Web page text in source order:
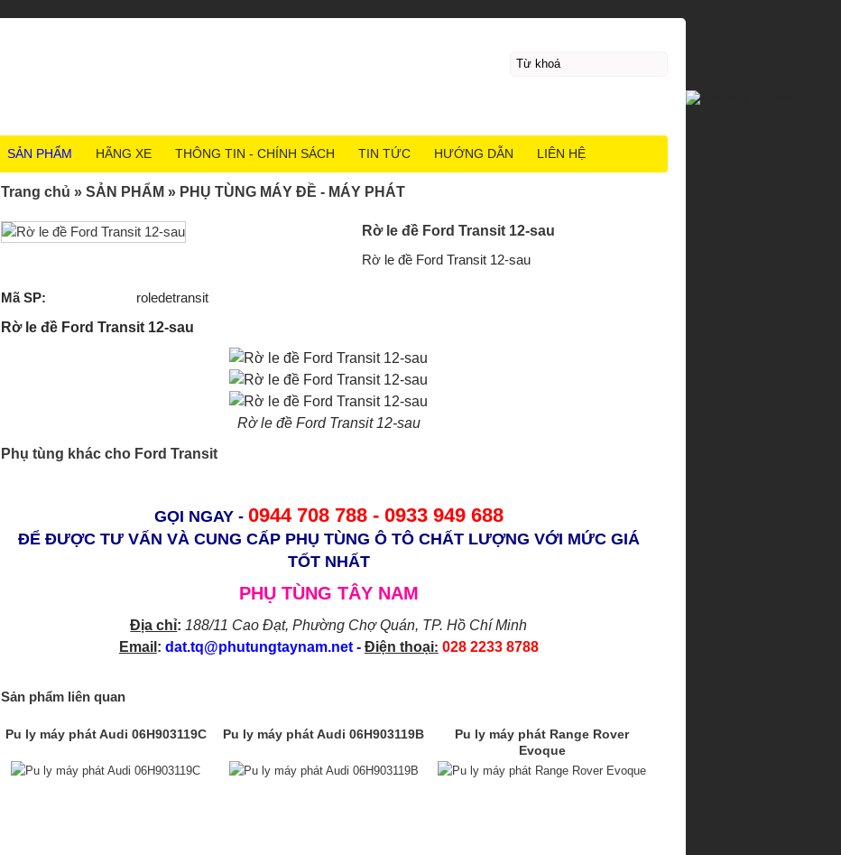
Rờ le đề Ford Transit 12-sau
Rờ le đề Ford Transit 12-sau
Mã SP:
roledetransit
Rờ le đề Ford Transit 12-sau
Rờ le đề Ford Transit 12-sau
Phụ tùng khác cho Ford Transit
GỌI NGAY - 0944 708 788 - 0933 949 688
ĐỂ ĐƯỢC TƯ VẤN VÀ CUNG CẤP PHỤ TÙNG Ô TÔ CHẤT LƯỢNG VỚI MỨC GIÁ
TỐT NHẤT
PHỤ TÙNG TÂY NAM
Địa chỉ: 188/11 Cao Đạt, Phường Chợ Quán, TP. Hồ Chí Minh
Email : dat.tq@phutungtaynam.net - Điện thoại: 028 2233 8788
Sản phẩm liên quan
Pu ly máy phát Audi 06H903119C Pu ly máy phát Audi 06H903119B
Pu ly máy phát Range Rover
Evoque
Trang chủ »SẢN PHẨM » PHỤ TÙNG MÁY ĐỀ - MÁY PHÁT
SẢN PHẨM HÃNG XE THÔNG TIN - CHÍNH SÁCH TIN TỨC HƯỚNG DẪN LIÊN HỆ